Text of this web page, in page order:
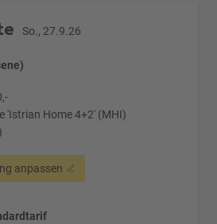
So., 27.9.26
'Istrian Home 4+2' (MHI)
anpassen